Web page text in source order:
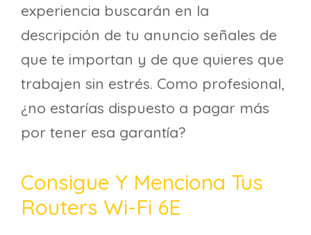
experiencia buscarán en la
descripción de tu anuncio señales de
que te importan y de que quieres que
trabajen sin estrés. Como profesional,
¿no estarías dispuesto a pagar más
por tener esa garantía?
Consigue Y Menciona Tus
Routers Wi-Fi 6E